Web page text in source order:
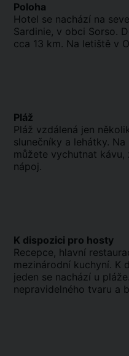
Poloha
Hotel se nachází na
Sardinie, v obci Sorso.
cca 13 km. Na letiště v
Pláž
Pláž vzdálená jen
slunečníky a lehátky.
můžete vychutnat
nápoj.
K dispozici pro hosty
Recepce, hlavní
mezinárodní kuchyní. K
jeden se nachází u
nepravidelného tvaru a